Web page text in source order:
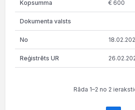
€ 600
Rāda 1–2 no 2